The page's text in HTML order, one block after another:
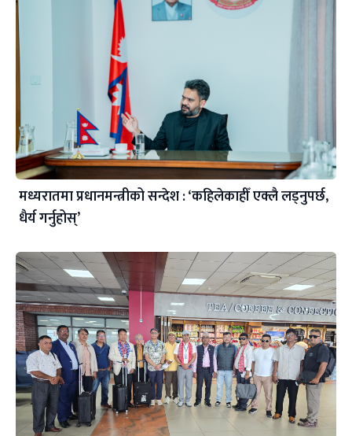
मध्यरातमा प्रधानमन्त्रीको सन्देश : ‘कहिलेकाहीँ एक्लै लड्नुपर्छ,
धैर्य गर्नुहोस्’